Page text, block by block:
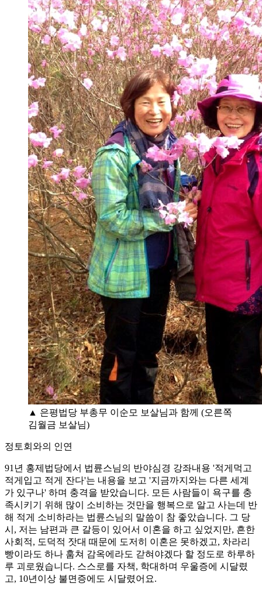
▲ 은평법당 부총무 이순모 보살님과 함께 (오른쪽
김월금 보살님)
정토회와의 인연
91년 홍제법당에서 법륜스님의 반야심경 강좌내용 '적게먹고
적게입고 적게 잔다'는 내용을 보고 '지금까지와는 다른 세계
가 있구나' 하며 충격을 받았습니다. 모든 사람들이 욕구를 충
족시키기 위해 많이 소비하는 것만을 행복으로 알고 사는데 반
해 적게 소비하라는 법륜스님의 말씀이 참 좋았습니다. 그 당
시, 저는 남편과 큰 갈등이 있어서 이혼을 하고 싶었지만, 흔한
사회적, 도덕적 잣대 때문에 도저히 이혼은 못하겠고, 차라리
빵이라도 하나 훔쳐 감옥에라도 갇혀야겠다 할 정도로 하루하
루 괴로웠습니다. 스스로를 자책, 학대하며 우울증에 시달렸
고, 10년이상 불면증에도 시달렸어요.